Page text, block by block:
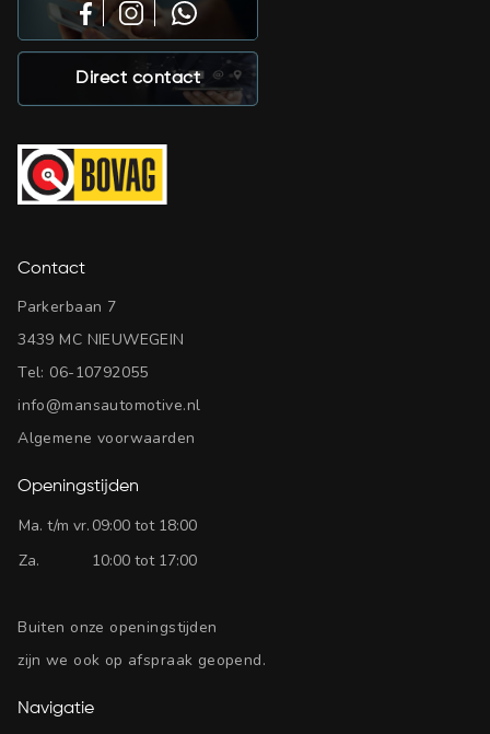
Direct contact
Contact
Parkerbaan 7
3439 MC NIEUWEGEIN
Tel: 06-10792055
info@mansautomotive.nl
Algemene voorwaarden
Openingstijden
Ma. t/m vr. 09:00 tot 18:00
Za.
10:00 tot 17:00
Buiten onze openingstijden
zijn we ook op afspraak geopend.
Navigatie